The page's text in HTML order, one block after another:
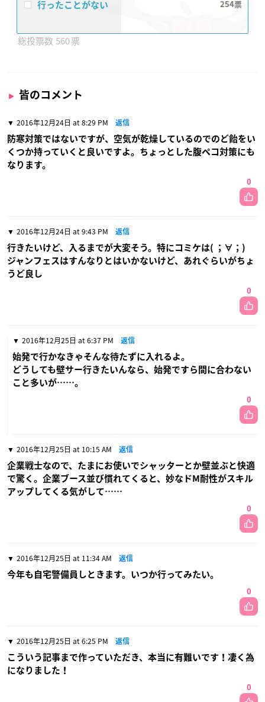
行ったことがない 254
560
皆のコメント
2016年12月24日 at 8:29 PM 返信
防寒対策ではないですが、空気が乾燥しているのでのど飴をい
くつか持っていくと良いですよ。ちょっとした腹ペコ対策にも
なります。
0
2016年12月24日 at 9:43 PM 返信
行きたいけど、入るまでが大変そう。特にコミケは( ；∀；)
ジャンフェスはすんなりとはいかないけど、あれぐらいがちょ
うど良し
0
2016年12月25日 at 6:37 PM 返信
始発で行かなきゃそんな待たずに入れるよ。
どうしても壁サー行きたいんなら、始発ですら間に合わない
こと多いが……。
0
2016年12月25日 at 10:15 AM 返信
企業戦士なので、たまにお使いでシャッターとか壁並ぶと快適
で驚く。企業ブース並び慣れてくると、妙なドM耐性がスキル
アップしてくる気がして……
0
2016年12月25日 at 11:34 AM 返信
今年も自宅警備員しときます。いつか行ってみたい。
0
2016年12月25日 at 6:25 PM 返信
こういう記事まで作っていただき、本当に有難いです！凄く為
になりました！
0